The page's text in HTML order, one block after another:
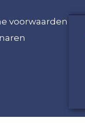
voorwaarden